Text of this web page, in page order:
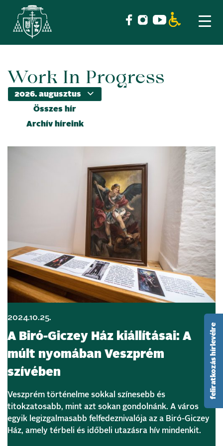
Skip
content
Work In Progress
Összes hír
Archív híreink
2024.10.25.
A Biró-Giczey Ház kiállításai: A
múlt nyomában Veszprém
szívében
Veszprém történelme sokkal színesebb és
titokzatosabb, mint azt sokan gondolnánk. A város
egyik legizgalmasabb felfedeznivalója az a Biró-Giczey
Ház, amely térbeli és időbeli utazásra hív mindenkit.
feliratkozás hírlevélre